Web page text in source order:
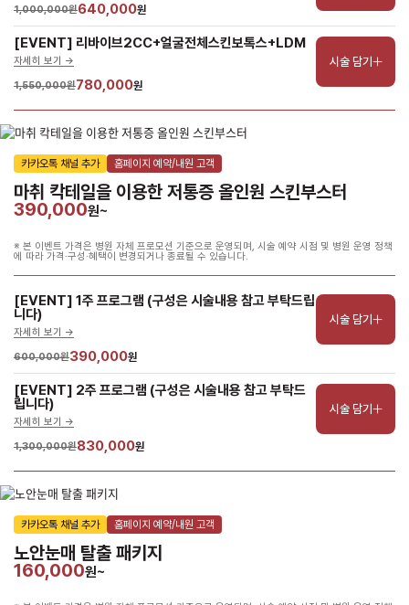
1,000,000원640,000원
[EVENT] 리바이브2CC+얼굴전체스킨보톡스+LDM
자세히 보기 ->
1,550,000원780,000원
시술 담기
카카오톡 채널 추가 홈페이지 예약/내원 고객
마취 칵테일을 이용한 저통증 올인원 스킨부스터
390,000원~
※ 본 이벤트 가격은 병원 자체 프로모션 기준으로 운영되며, 시술 예약 시점 및 병원 운영 정책
에 따라 가격·구성·혜택이 변경되거나 종료될 수 있습니다.
[EVENT] 1주 프로그램 (구성은 시술내용 참고 부탁드립
니다)
자세히 보기 ->
600,000원390,000원
시술 담기
[EVENT] 2주 프로그램 (구성은 시술내용 참고 부탁드
립니다)
자세히 보기 ->
1,300,000원830,000원
시술 담기
카카오톡 채널 추가 홈페이지 예약/내원 고객
노안눈매 탈출 패키지
160,000원~